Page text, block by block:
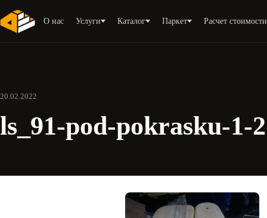
О нас Услуги Каталог Паркет Расчет стоимости
20.02.2022
ls_91-pod-pokrasku-1-2